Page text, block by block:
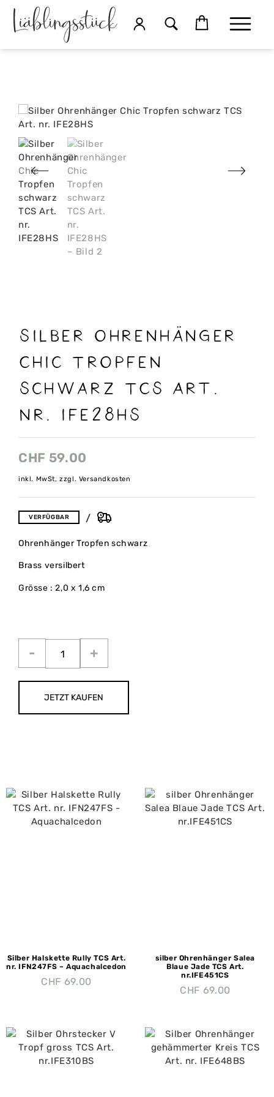
Silber Ohrenhänger
Chic Tropfen
schwarz TCS Art.
nr. IFE28HS
CHF 59.00
inkl. MwSt, zzgl. Versandkosten
VERFÜGBAR
Ohrenhänger Tropfen schwarz
Brass versilbert
Grösse : 2,0 x 1,6 cm
JETZT KAUFEN
Silber Halskette Rully TCS Art.
nr. IFN247FS – Aquachalcedon
CHF 69.00
silber Ohrenhänger Salea
Blaue Jade TCS Art.
nr.IFE451CS
CHF 69.00